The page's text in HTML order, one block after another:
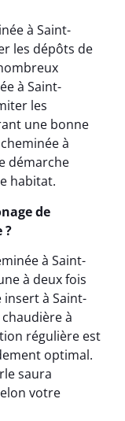
à Saint-
les dépôts de
à Saint-
les
une bonne
à
démarche
habitat.
de
?
à Saint-
à deux fois
insert à Saint-
à
régulière est
optimal.
saura
votre